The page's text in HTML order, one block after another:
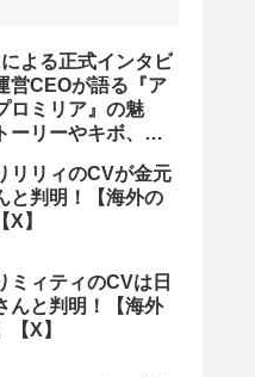
よる正式インタビ
営CEOが語る『ア
ロミリア』の魅
ーリーやキボ、ス
リリィのCVが金元
と判明！【海外の
X】
ミィティのCVは日
んと判明！【海外
【X】